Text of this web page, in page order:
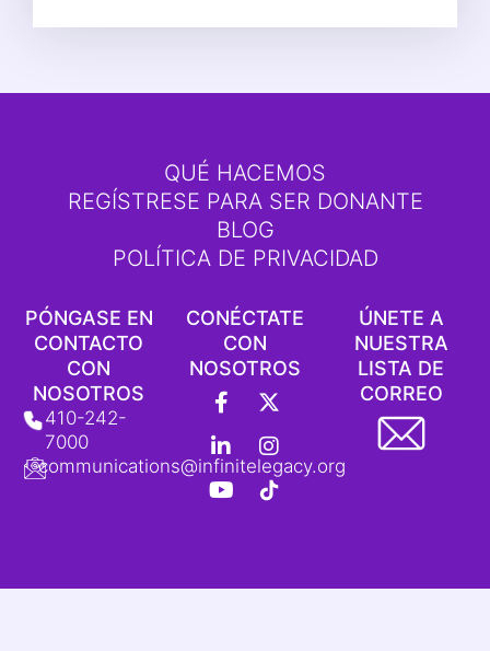
QUÉ HACEMOS
REGÍSTRESE PARA SER DONANTE
BLOG
POLÍTICA DE PRIVACIDAD
PÓNGASE EN
CONTACTO
CON
NOSOTROS
410-242-
7000
communications@infinitelegacy.org
CONÉCTATE
CON
NOSOTROS
F
a
c
e
b
o
f
X
-
T
w
i
t
L
i
n
k
e
d
i
I
n
s
t
a
g
Y
o
u
t
u
b
L
o
g
o
t
i
e
ÚNETE A
NUESTRA
LISTA DE
CORREO